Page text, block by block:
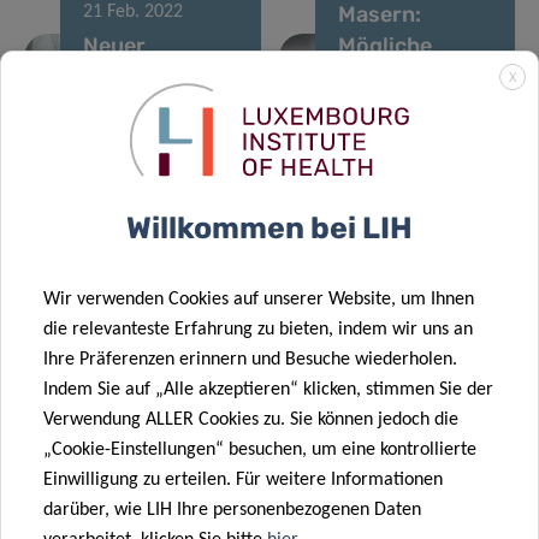
21 Feb. 2022
Neuer
Förderpreis
stärkt die
translationale
Forschung
Masern:
Mögliche
unterbrochenen
Immunisierung
der
Führendes
Nachrichten-
Magazin
berichtet über
LIH-
Mikrobiom-
Forschung
Ewig jung:
eine neue
genetische
Bremse für ein
alterndes
Immunsystem
24 Nov. 2021
Atypische
Opioidrezeptoren:
eine
vielversprechende
X
Willkommen bei LIH
Wir verwenden Cookies auf unserer Website, um Ihnen
die relevanteste Erfahrung zu bieten, indem wir uns an
Ihre Präferenzen erinnern und Besuche wiederholen.
Indem Sie auf „Alle akzeptieren“ klicken, stimmen Sie der
Verwendung ALLER Cookies zu. Sie können jedoch die
„Cookie-Einstellungen“ besuchen, um eine kontrollierte
Einwilligung zu erteilen. Für weitere Informationen
darüber, wie LIH Ihre personenbezogenen Daten